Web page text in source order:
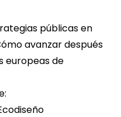
públicas en
avanzar después
europeas de